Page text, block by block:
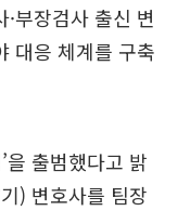
부장검사 출신 변
대응 체계를 구축
을 출범했다고 밝
) 변호사를 팀장